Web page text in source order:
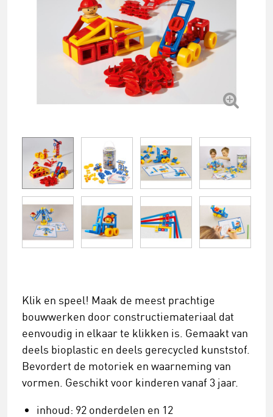
Klik en speel! Maak de meest prachtige
bouwwerken door constructiemateriaal dat
eenvoudig in elkaar te klikken is. Gemaakt van
deels bioplastic en deels gerecycled kunststof.
Bevordert de motoriek en waarneming van
vormen. Geschikt voor kinderen vanaf 3 jaar.
inhoud: 92 onderdelen en 12